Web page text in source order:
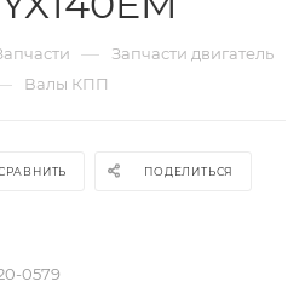
— Запчасти двигатель
Валы КПП
ПОДЕЛИТЬСЯ
0579